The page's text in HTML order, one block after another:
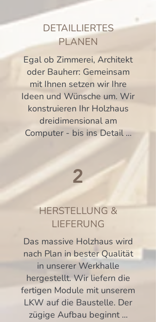
DETAILLIERTES
PLANEN
Egal ob Zimmerei, Architekt
oder Bauherr: Gemeinsam
mit Ihnen setzen wir Ihre
Ideen und Wünsche um. Wir
konstruieren Ihr Holzhaus
dreidimensional am
Computer - bis ins Detail ...
2
HERSTELLUNG &
LIEFERUNG
Das massive Holzhaus wird
nach Plan in bester Qualität
in unserer Werkhalle
hergestellt. Wir liefern die
fertigen Module mit unserem
LKW auf die Baustelle. Der
zügige Aufbau beginnt ...